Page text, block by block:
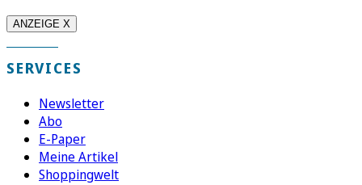
ANZEIGE X
SERVICES
Newsletter
Abo
E-Paper
Meine Artikel
Shoppingwelt